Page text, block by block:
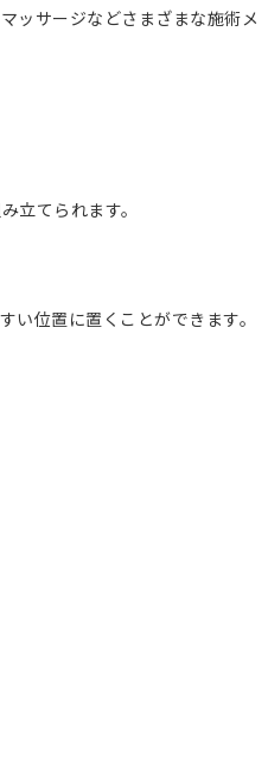
ッサージなどさまざまな施術メ
立てられます。
い位置に置くことができます。